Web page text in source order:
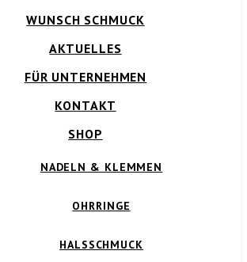
WUNSCH SCHMUCK
AKTUELLES
FÜR UNTERNEHMEN
KONTAKT
SHOP
NADELN & KLEMMEN
OHRRINGE
HALSSCHMUCK